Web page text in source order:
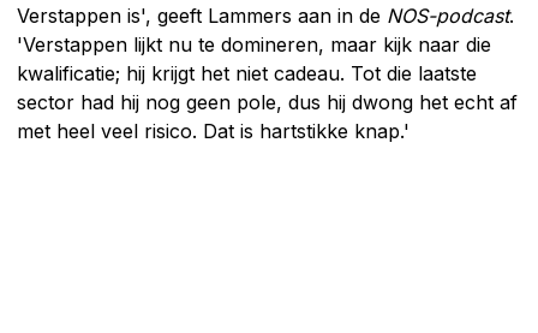
Verstappen is', geeft Lammers aan in de NOS-podcast.
'Verstappen lijkt nu te domineren, maar kijk naar die
kwalificatie; hij krijgt het niet cadeau. Tot die laatste
sector had hij nog geen pole, dus hij dwong het echt af
met heel veel risico. Dat is hartstikke knap.'